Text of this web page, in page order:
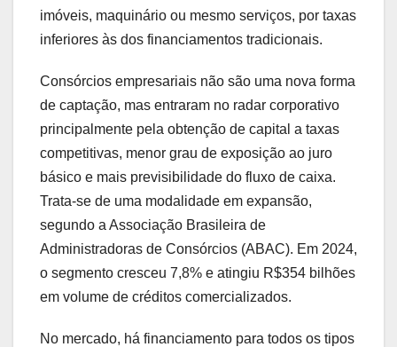
imóveis, maquinário ou mesmo serviços, por taxas
inferiores às dos financiamentos tradicionais.
Consórcios empresariais não são uma nova forma
de captação, mas entraram no radar corporativo
principalmente pela obtenção de capital a taxas
competitivas, menor grau de exposição ao juro
básico e mais previsibilidade do fluxo de caixa.
Trata-se de uma modalidade em expansão,
segundo a Associação Brasileira de
Administradoras de Consórcios (ABAC). Em 2024,
o segmento cresceu 7,8% e atingiu R$354 bilhões
em volume de créditos comercializados.
No mercado, há financiamento para todos os tipos